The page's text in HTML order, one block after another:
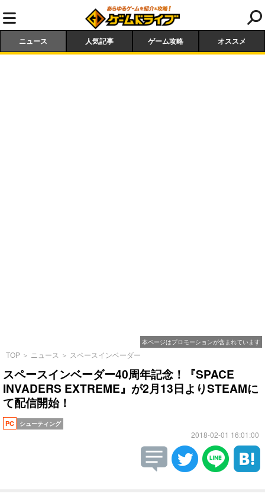
ニュース 人気記事 ゲーム攻略 オススメ
本ページはプロモーションが含まれています
TOP ＞ ニュース ＞ スペースインベーダー
スペースインベーダー40周年記念！『SPACE
INVADERS EXTREME』が2月13日よりSTEAMに
て配信開始！
PC シューティング
2018-02-01 16:01:00